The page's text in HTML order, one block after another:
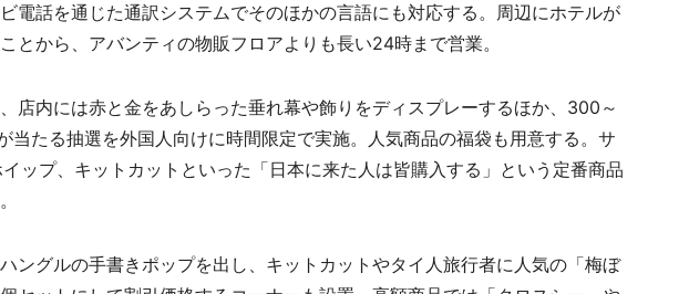
電話を通じた通訳システムでそのほかの言語にも対応する。周辺にホテルが
とから、アバンティの物販フロアよりも長い24時まで営業。
店内には赤と金をあしらった垂れ幕や飾りをディスプレーするほか、300～
当たる抽選を外国人向けに時間限定で実施。人気商品の福袋も用意する。サ
ップ、キットカットといった「日本に来た人は皆購入する」という定番商品
ングルの手書きポップを出し、キットカットやタイ人旅行者に人気の「梅ぼ